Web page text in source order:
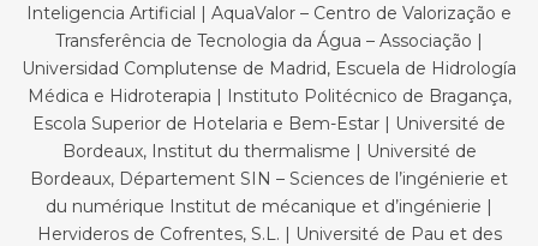
Inteligencia Artificial | AquaValor – Centro de Valorização e
Transferência de Tecnologia da Água – Associação |
Universidad Complutense de Madrid, Escuela de Hidrología
Médica e Hidroterapia | Instituto Politécnico de Bragança,
Escola Superior de Hotelaria e Bem-Estar | Université de
Bordeaux, Institut du thermalisme | Université de
Bordeaux, Département SIN – Sciences de l’ingénierie et
du numérique Institut de mécanique et d’ingénierie |
Hervideros de Cofrentes, S.L. | Université de Pau et des